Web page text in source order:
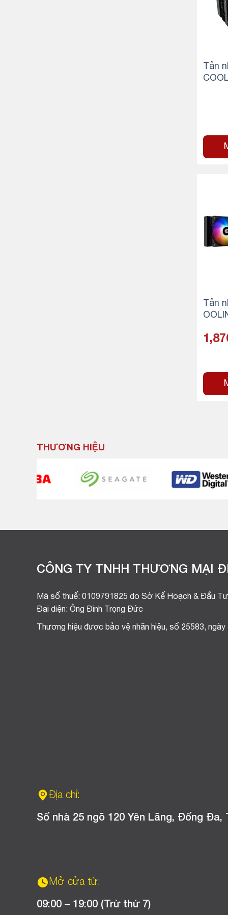
Tản
Tản
THƯƠNG HIỆU
CÔNG TY TNHH THƯƠNG MẠI
Mã số thuế: 0109791825 do Sở Kế Hoạch & Đầu
Đại diện: Ông Đinh Trọng Đức
Thương hiệu được bảo vệ nhãn hiệu, số 25583,
Địa chỉ:
Số nhà 25 ngõ 120 Yên Lãng, Đống Đa,
Mở cửa từ:
09:00 – 19:00 (Trừ thứ 7)